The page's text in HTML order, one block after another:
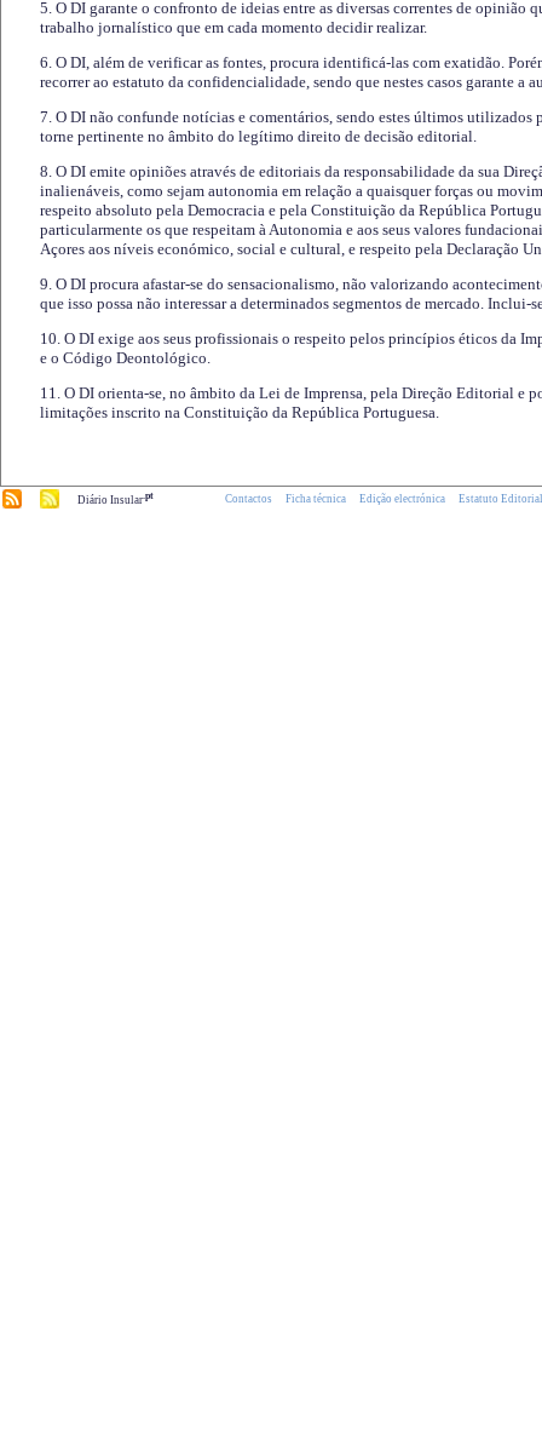
5. O DI garante o confronto de ideias entre as diversas correntes de opinião
trabalho jornalístico que em cada momento decidir realizar.
6. O DI, além de verificar as fontes, procura identificá-las com exatidão.
recorrer ao estatuto da confidencialidade, sendo que nestes casos garante a
7. O DI não confunde notícias e comentários, sendo estes últimos utilizados
torne pertinente no âmbito do legítimo direito de decisão editorial.
8. O DI emite opiniões através de editoriais da responsabilidade da sua
inalienáveis, como sejam autonomia em relação a quaisquer forças ou
respeito absoluto pela Democracia e pela Constituição da República
particularmente os que respeitam à Autonomia e aos seus valores
Açores aos níveis económico, social e cultural, e respeito pela Declaração
9. O DI procura afastar-se do sensacionalismo, não valorizando
que isso possa não interessar a determinados segmentos de mercado.
10. O DI exige aos seus profissionais o respeito pelos princípios éticos da
e o Código Deontológico.
11. O DI orienta-se, no âmbito da Lei de Imprensa, pela Direção Editorial e
limitações inscrito na Constituição da República Portuguesa.
Diário Insular.pt Contactos Ficha técnica Edição electrónica Estatuto Editorial